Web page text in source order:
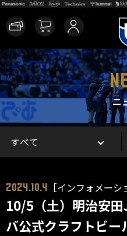
ニ
2024.10.4 ［インフォメーシ
10/5（土）明治安
バ公式クラフトビー